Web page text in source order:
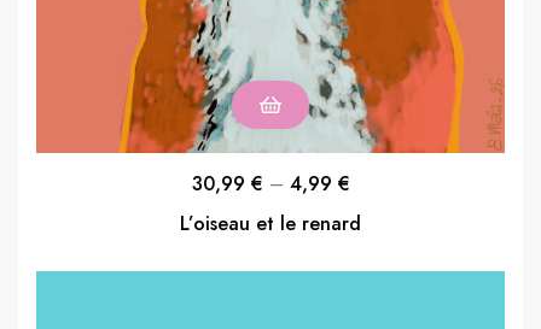
L’oiseau et le renard
4,99 €
–
30,99 €